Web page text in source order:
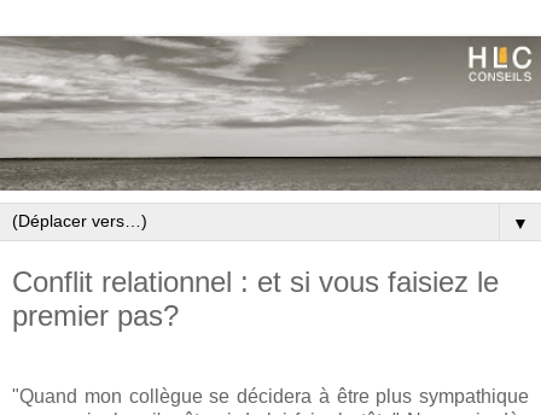
▼
Conflit relationnel : et si vous faisiez le
premier pas?
"Quand mon collègue se décidera à être plus sympathique